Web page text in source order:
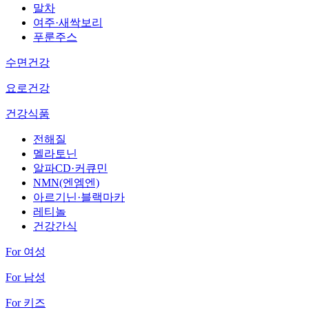
말차
여주·새싹보리
푸룬주스
수면건강
요로건강
건강식품
전해질
멜라토닌
알파CD·커큐민
NMN(엔엠엔)
아르기닌·블랙마카
레티놀
건강간식
For 여성
For 남성
For 키즈